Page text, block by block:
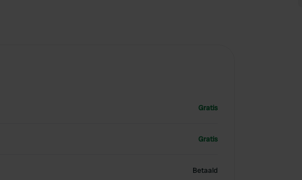
Gratis
Gratis
Betaald